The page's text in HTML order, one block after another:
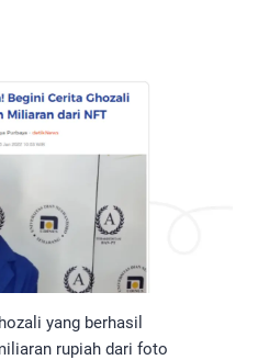
yang berhasil
rupiah dari foto